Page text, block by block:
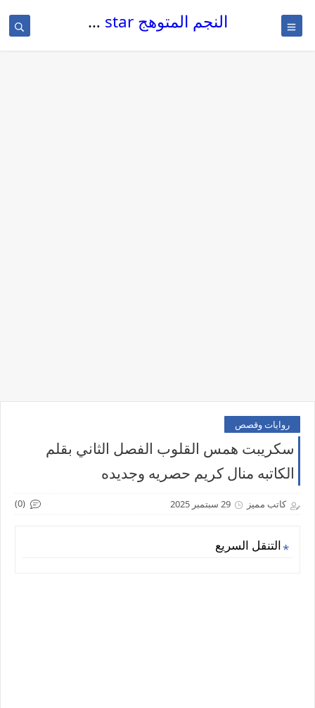
النجم المتوهج The glowing star
روايات وقصص
سكريبت همس القلوب الفصل الثاني بقلم
الكاتبه منال كريم حصريه وجديده
كاتب مميز 29 سبتمبر 2025 (0)
التنقل السريع